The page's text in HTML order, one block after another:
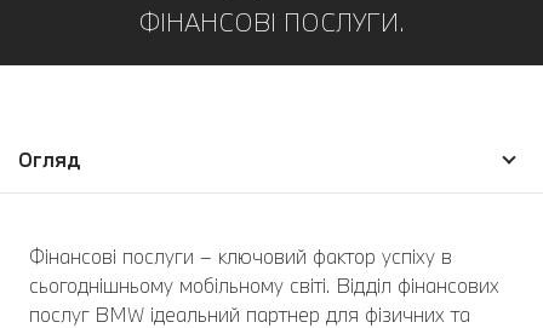
ФІНАНСОВІ ПОСЛУГИ.
Огляд
Фінансові послуги – ключовий фактор успіху в
сьогоднішньому мобільному світі. Відділ фінансових
послуг BMW ідеальний партнер для фізичних та